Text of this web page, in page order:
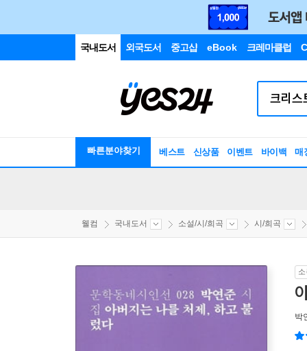
국내도서 외국도서 중고샵 eBook 크레마클럽
빠른분야찾기 베스트 신상품 이벤트 바이백 매
웰컴 국내도서 소설/시/희곡 시/희곡
박